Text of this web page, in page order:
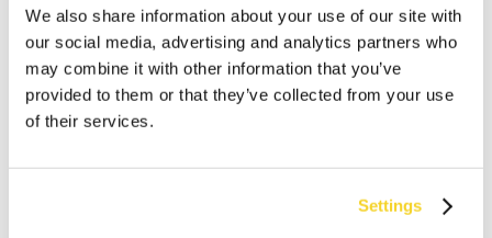
We also share information about your use of our site with
our social media, advertising and analytics partners who
may combine it with other information that you’ve
provided to them or that they’ve collected from your use
of their services.
Settings